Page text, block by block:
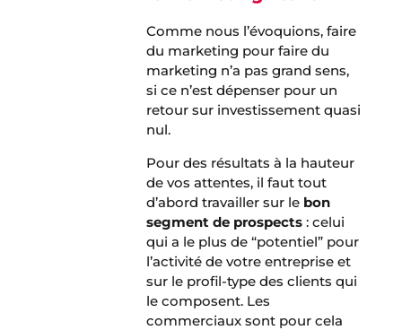
Comme nous l’évoquions, faire
du marketing pour faire du
marketing n’a pas grand sens,
si ce n’est dépenser pour un
retour sur investissement quasi
nul.
Pour des résultats à la hauteur
de vos attentes, il faut tout
d’abord travailler sur le bon
segment de prospects : celui
qui a le plus de “potentiel” pour
l’activité de votre entreprise et
sur le profil-type des clients qui
le composent. Les
commerciaux sont pour cela